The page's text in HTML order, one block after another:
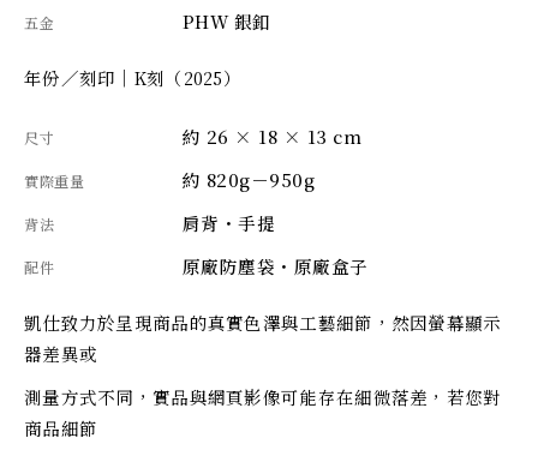
五金 PHW 銀釦
年份／刻印｜K刻（2025）
尺寸 約 26 × 18 × 13 cm
實際重量 約 820g－950g
背法 肩背・手提
配件 原廠防塵袋・原廠盒子
凱仕致力於呈現商品的真實色澤與工藝細節，然因螢幕顯示
器差異或
測量方式不同，實品與網頁影像可能存在細微落差，若您對
商品細節